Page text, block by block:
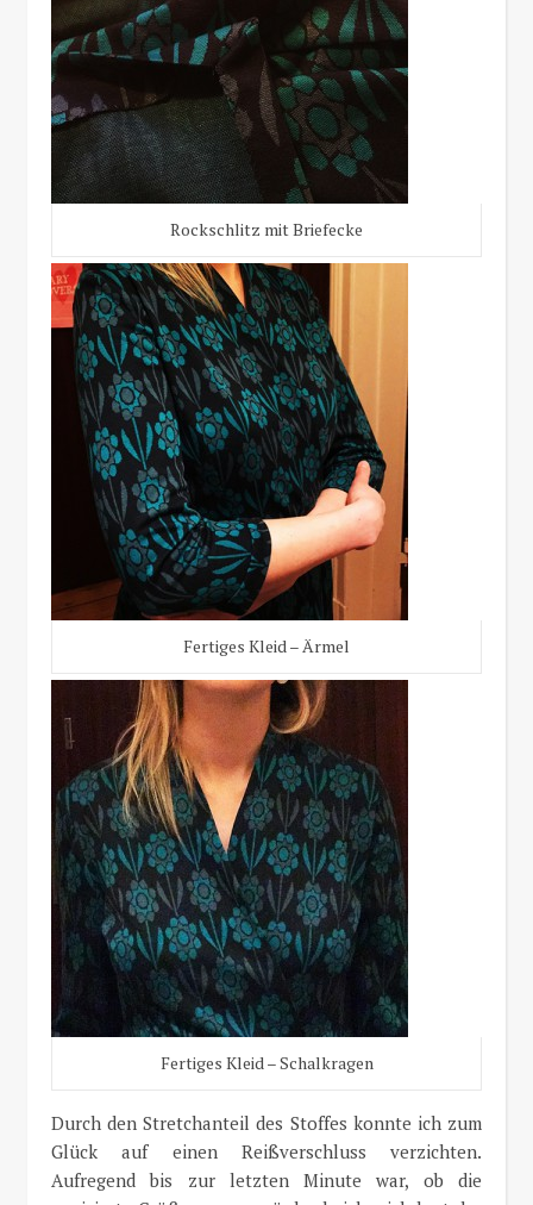
Rockschlitz mit Briefecke
Fertiges Kleid – Ärmel
Fertiges Kleid – Schalkragen
Durch den Stretchanteil des Stoffes konnte ich zum
Glück auf einen Reißverschluss verzichten.
Aufregend bis zur letzten Minute war, ob die